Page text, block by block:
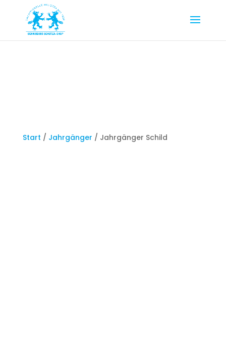
Start / Jahrgänger / Jahrgänger Schild